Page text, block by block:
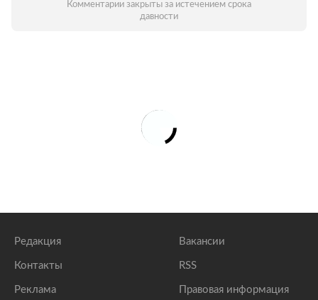
Комментарии закрыты за истечением срока
давности
Редакция
Контакты
Реклама
Вакансии
RSS
Правовая информация